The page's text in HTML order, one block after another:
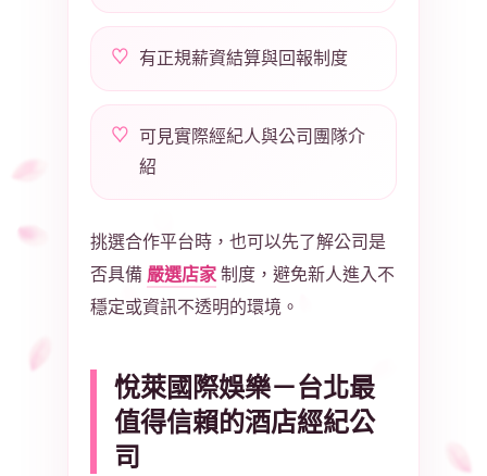
有正規薪資結算與回報制度
可見實際經紀人與公司團隊介
紹
挑選合作平台時，也可以先了解公司是
否具備 嚴選店家 制度，避免新人進入不
穩定或資訊不透明的環境。
悅萊國際娛樂－台北最
值得信賴的酒店經紀公
司